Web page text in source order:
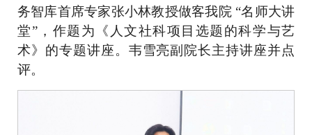
务智库首席专家张小林教授做客我院 “名师大讲
堂”， 作题为
《人文社科项目选题的科学与艺
术》 的专题讲座。韦雪亮副院长主持讲座并点
评。